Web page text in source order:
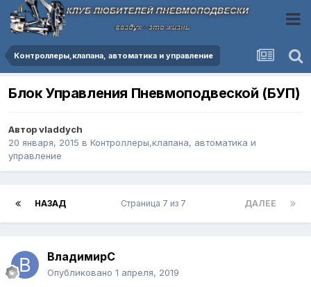
Контроллеры,клапана, автоматика и управление
Блок Управления Пневмоподвеской (БУП)
Авторvladdych
20 января, 2015 в Контроллеры,клапана, автоматика и
управление
НАЗАД ДАЛЕЕ
Страница 7 из 7
ВладимирС
Опубликовано 1 апреля, 2019